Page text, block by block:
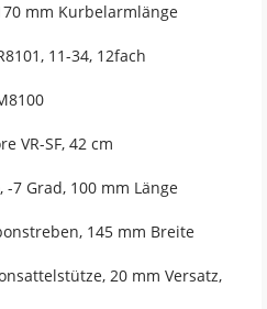
mm Kurbelarmlänge
11-34, 12fach
VR-SF, 42 cm
-7 Grad, 100 mm Länge
145 mm Breite
20 mm Versatz,